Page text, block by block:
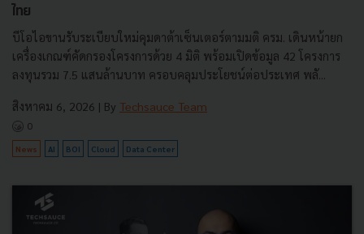
ไทย
บีโอไอขานรับระเบียบใหม่คุมดาต้าเซ็นเตอร์ตามมติ ครม. เดินหน้ายก
เครื่องเกณฑ์คัดกรองโครงการด้วย 4 มิติ พร้อมเปิดข้อมูล 42 โครงการ
ลงทุนรวม 7.5 แสนล้านบาท ครอบคลุมประโยชน์ต่อประเทศ พลั...
สิงหาคม 6, 2026 | By Techsauce Team
0
News AI BOI Cloud Data Center